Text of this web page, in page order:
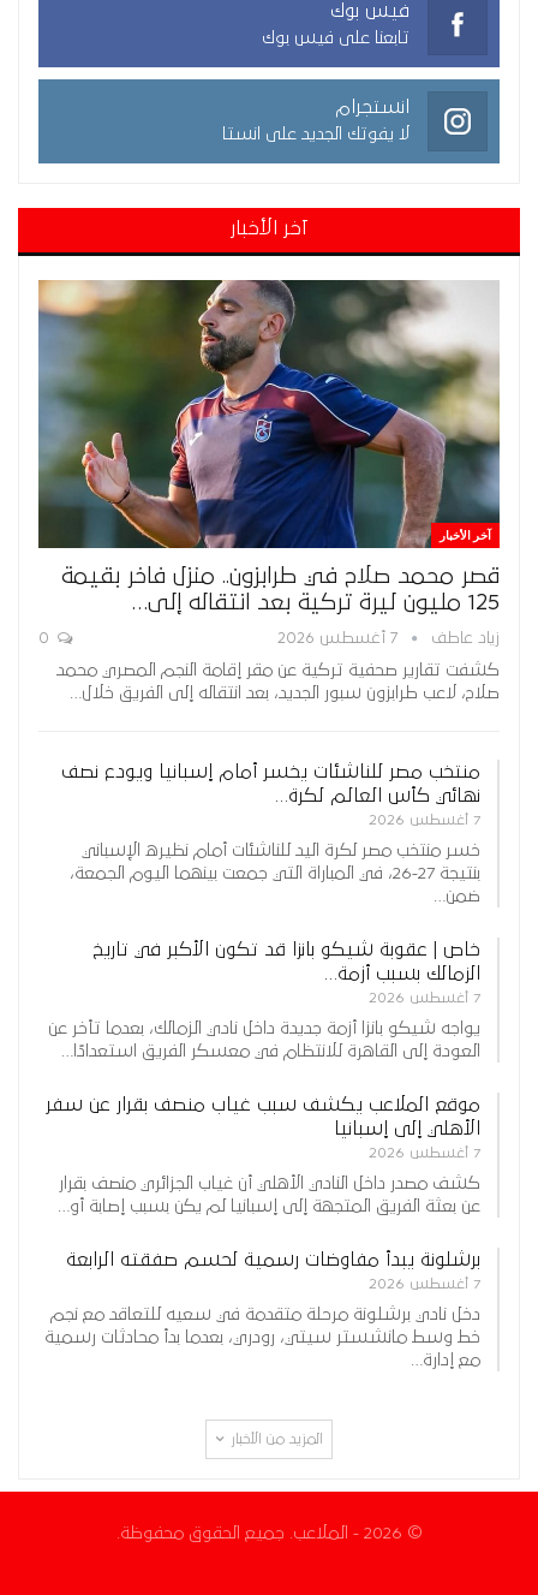
فيس بوك
تابعنا على فيس بوك
انستجرام
لا يفوتك الجديد على انستا
آخر الأخبار
آخر الأخبار
قصر محمد صلاح في طرابزون.. منزل فاخر بقيمة
125 مليون ليرة تركية بعد انتقاله إلى…
زياد عاطف 7 أغسطس 2026
كشفت تقارير صحفية تركية عن مقر إقامة النجم المصري محمد
صلاح، لاعب طرابزون سبور الجديد، بعد انتقاله إلى الفريق خلال…
منتخب مصر للناشئات يخسر أمام إسبانيا ويودع نصف
نهائي كأس العالم لكرة…
7 أغسطس 2026
خسر منتخب مصر لكرة اليد للناشئات أمام نظيره الإسباني
بنتيجة 27-26، في المباراة التي جمعت بينهما اليوم الجمعة،
ضمن…
خاص | عقوبة شيكو بانزا قد تكون الأكبر في تاريخ
الزمالك بسبب أزمة…
7 أغسطس 2026
يواجه شيكو بانزا أزمة جديدة داخل نادي الزمالك، بعدما تأخر عن
العودة إلى القاهرة للانتظام في معسكر الفريق استعدادًا…
موقع الملاعب يكشف سبب غياب منصف بقرار عن سفر
الأهلي إلى إسبانيا
7 أغسطس 2026
كشف مصدر داخل النادي الأهلي أن غياب الجزائري منصف بقرار
عن بعثة الفريق المتجهة إلى إسبانيا لم يكن بسبب إصابة أو…
برشلونة يبدأ مفاوضات رسمية لحسم صفقته الرابعة
7 أغسطس 2026
دخل نادي برشلونة مرحلة متقدمة في سعيه للتعاقد مع نجم
خط وسط مانشستر سيتي، رودري، بعدما بدأ محادثات رسمية
مع إدارة…
المزيد من الأخبار
© 2026 - الملاعب. جميع الحقوق محفوظة.